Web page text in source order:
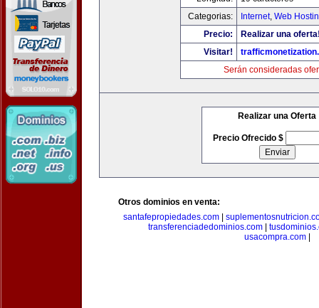
Categorias:
Internet, Web
Precio:
Realizar una
Visitar!
Serán consideradas
Realizar una Oferta
Precio Ofrecido $
Otros dominios en venta:
santafepropiedades.com|
transferenciadedominios.com|
usacompra.com|